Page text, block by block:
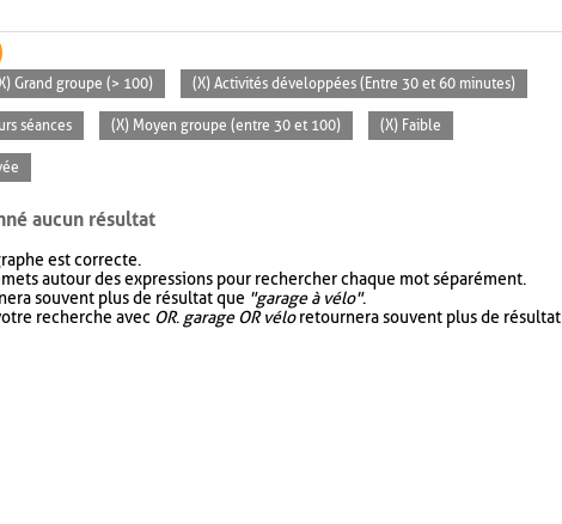
Grand groupe (> 100) (X) Activités développées (Entre 30 et 60 minutes)
séances (X) Moyen groupe (entre 30 et 100) (X) Faible
aucun résultat
est correcte.
autour des expressions pour rechercher chaque mot séparément.
souvent plus de résultat que "garage à vélo".
recherche avec OR. garage OR véloretournera souvent plus de résultat